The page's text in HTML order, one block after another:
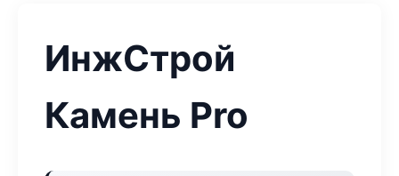
ИнжСтрой
Камень Pro